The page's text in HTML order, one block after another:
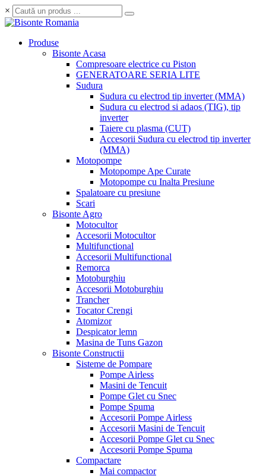
×
Produse
Bisonte Acasa
Compresoare electrice cu Piston
GENERATOARE SERIA LITE
Sudura
Sudura cu electrod tip inverter (MMA)
Sudura cu electrod si adaos (TIG), tip
inverter
Taiere cu plasma (CUT)
Accesorii Sudura cu electrod tip inverter
(MMA)
Motopompe
Motopompe Ape Curate
Motopompe cu Inalta Presiune
Spalatoare cu presiune
Scari
Bisonte Agro
Motocultor
Accesorii Motocultor
Multifunctional
Accesorii Multifunctional
Remorca
Motoburghiu
Accesorii Motoburghiu
Trancher
Tocator Crengi
Atomizor
Despicator lemn
Masina de Tuns Gazon
Bisonte Constructii
Sisteme de Pompare
Pompe Airless
Masini de Tencuit
Pompe Glet cu Snec
Pompe Spuma
Accesorii Pompe Airless
Accesorii Masini de Tencuit
Accesorii Pompe Glet cu Snec
Accesorii Pompe Spuma
Compactare
Mai compactor